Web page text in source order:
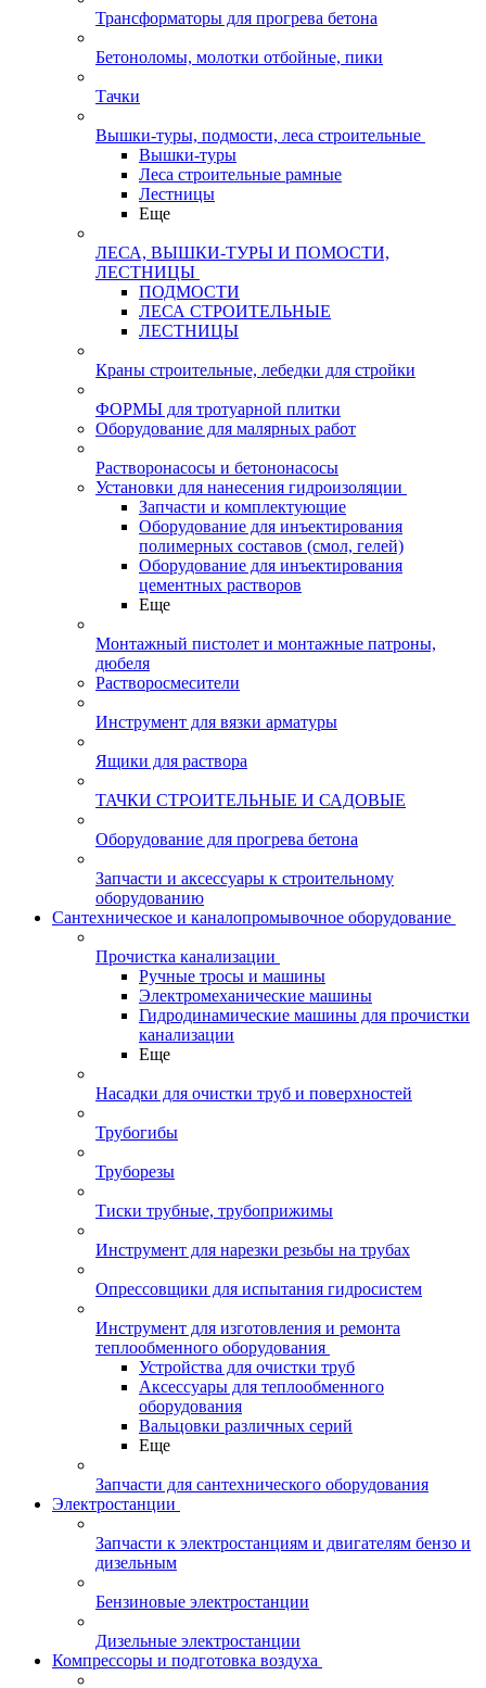
Трансформаторы для прогрева бетона
Бетоноломы, молотки отбойные, пики
Тачки
Вышки-туры, подмости, леса строительные
Вышки-туры
Леса строительные рамные
Лестницы
Еще
ЛЕСА, ВЫШКИ-ТУРЫ И ПОМОСТИ,
ЛЕСТНИЦЫ
ПОДМОСТИ
ЛЕСА СТРОИТЕЛЬНЫЕ
ЛЕСТНИЦЫ
Краны строительные, лебедки для стройки
ФОРМЫ для тротуарной плитки
Оборудование для малярных работ
Растворонасосы и бетононасосы
Установки для нанесения гидроизоляции
Запчасти и комплектующие
Оборудование для инъектирования
полимерных составов (смол, гелей)
Оборудование для инъектирования
цементных растворов
Еще
Монтажный пистолет и монтажные патроны,
дюбеля
Растворосмесители
Инструмент для вязки арматуры
Ящики для раствора
ТАЧКИ СТРОИТЕЛЬНЫЕ И САДОВЫЕ
Оборудование для прогрева бетона
Запчасти и аксессуары к строительному
оборудованию
Сантехническое и каналопромывочное оборудование
Прочистка канализации
Ручные тросы и машины
Электромеханические машины
Гидродинамические машины для прочистки
канализации
Еще
Насадки для очистки труб и поверхностей
Трубогибы
Труборезы
Тиски трубные, трубоприжимы
Инструмент для нарезки резьбы на трубах
Опрессовщики для испытания гидросистем
Инструмент для изготовления и ремонта
теплообменного оборудования
Устройства для очистки труб
Аксессуары для теплообменного
оборудования
Вальцовки различных серий
Еще
Запчасти для сантехнического оборудования
Электростанции
Запчасти к электростанциям и двигателям бензо и
дизельным
Бензиновые электростанции
Дизельные электростанции
Компрессоры и подготовка воздуха